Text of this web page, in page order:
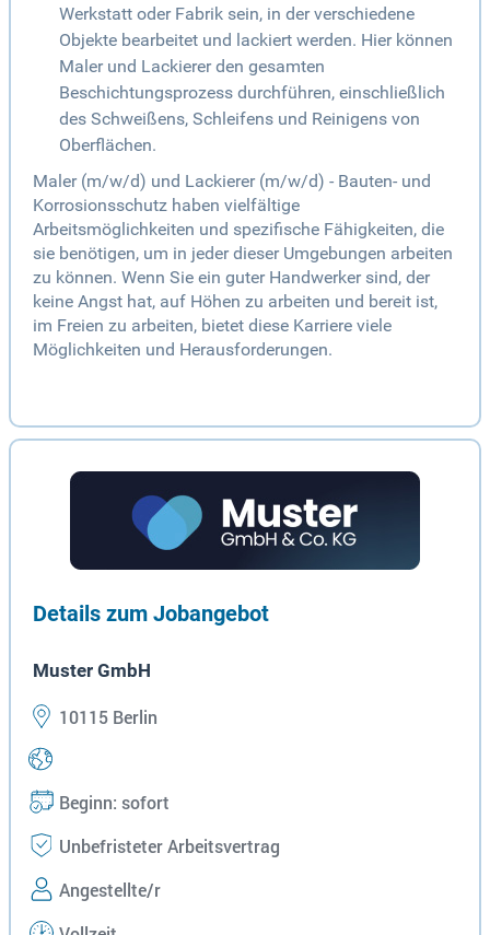
Werkstatt oder Fabrik sein, in der verschiedene
Objekte bearbeitet und lackiert werden. Hier können
Maler und Lackierer den gesamten
Beschichtungsprozess durchführen, einschließlich
des Schweißens, Schleifens und Reinigens von
Oberflächen.
Maler (m/w/d) und Lackierer (m/w/d) - Bauten- und
Korrosionsschutz haben vielfältige
Arbeitsmöglichkeiten und spezifische Fähigkeiten, die
sie benötigen, um in jeder dieser Umgebungen arbeiten
zu können. Wenn Sie ein guter Handwerker sind, der
keine Angst hat, auf Höhen zu arbeiten und bereit ist,
im Freien zu arbeiten, bietet diese Karriere viele
Möglichkeiten und Herausforderungen.
Details zum Jobangebot
Muster GmbH
10115 Berlin
Beginn: sofort
Unbefristeter Arbeitsvertrag
Angestellte/r